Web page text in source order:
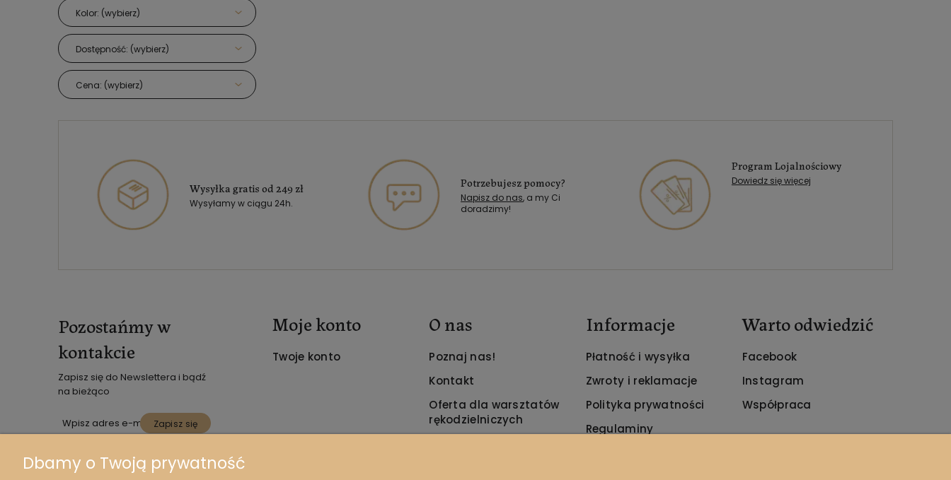
Kolor: (wybierz)
Dostępność: (wybierz)
Cena: (wybierz)
Wysyłka gratis od 249 zł
Wysyłamy w ciągu 24h.
Potrzebujesz pomocy?
Napisz do nas, a my Ci
doradzimy!
Program Lojalnościowy
Dowiedz się więcej
Pozostańmy w
kontakcie
Zapisz się do Newslettera i bądź
na bieżąco
Zapisz się
*Twoje Dane osobowe są
przetwarzane zgodnie z naszą
Moje konto
Twoje konto
O nas
Poznaj nas!
Kontakt
Oferta dla warsztatów
rękodzielniczych
Informacje
Płatność i wysyłka
Zwroty i reklamacje
Polityka prywatności
Regulaminy
Warto odwiedzić
Facebook
Instagram
Współpraca
Dbamy o Twoją prywatność